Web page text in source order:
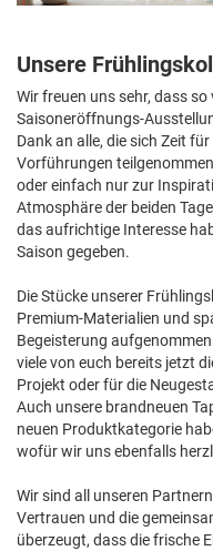
Unsere
Wir freuen uns sehr, dass so
Saisoneröffnungs-
Dank an alle, die sich Zeit
Vorführungen
oder einfach nur zur
Atmosphäre der beiden
das aufrichtige Interesse
Saison gegeben.
Die Stücke unserer
Premium-Materialien und
Begeisterung
viele von euch bereits jetzt
Projekt oder für die
Auch unsere brandneuen
neuen Produktkategorie
wofür wir uns ebenfalls
Wir sind all unseren
Vertrauen und die
überzeugt, dass die frische